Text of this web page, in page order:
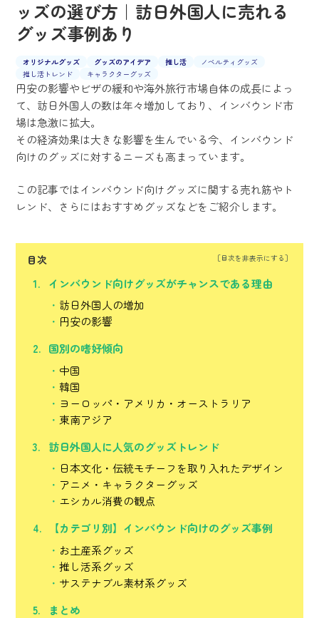
ッズの選び方｜訪日外国人に売れる
グッズ事例あり
オリジナルグッズ グッズのアイデア 推し活
ノベルティグッズ
推し活トレンド
キャラクターグッズ
円安の影響やビザの緩和や海外旅行市場自体の成長によっ
て、訪日外国人の数は年々増加しており、インバウンド市
場は急激に拡大。
その経済効果は大きな影響を生んでいる今、インバウンド
向けのグッズに対するニーズも高まっています。
この記事ではインバウンド向けグッズに関する売れ筋やト
レンド、さらにはおすすめグッズなどをご紹介します。
目次
インバウンド向けグッズがチャンスである理由
訪日外国人の増加
円安の影響
国別の嗜好傾向
中国
韓国
ヨーロッパ・アメリカ・オーストラリア
東南アジア
訪日外国人に人気のグッズトレンド
日本文化・伝統モチーフを取り入れたデザイン
アニメ・キャラクターグッズ
エシカル消費の観点
【カテゴリ別】インバウンド向けのグッズ事例
お土産系グッズ
推し活系グッズ
サステナブル素材系グッズ
まとめ